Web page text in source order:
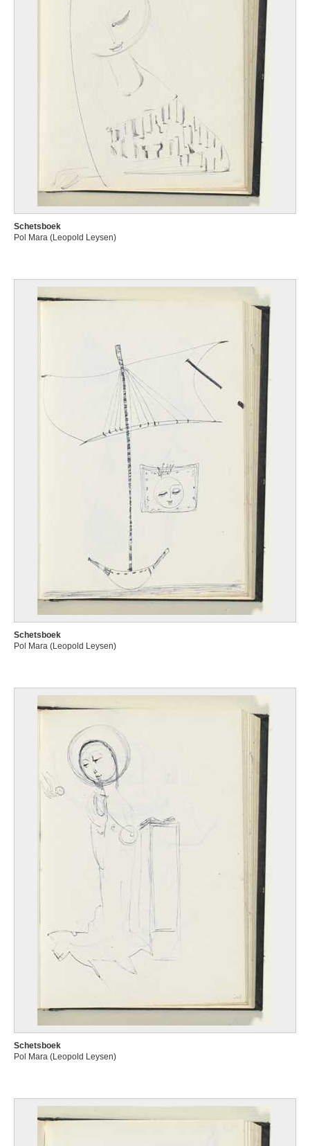
Schetsboek
Pol Mara (Leopold Leysen)
Schetsboek
Pol Mara (Leopold Leysen)
Schetsboek
Pol Mara (Leopold Leysen)